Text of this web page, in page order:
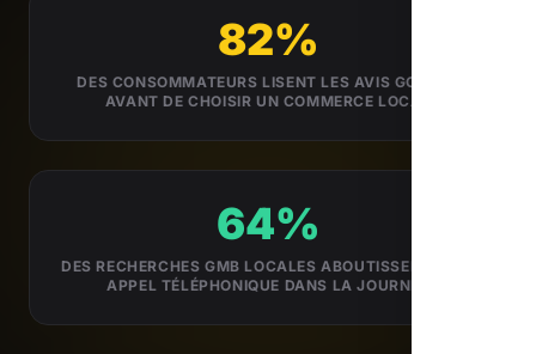
82%
DES CONSOMMATEURS LISENT LES AVIS GOOGLE
AVANT DE CHOISIR UN COMMERCE LOCAL
64%
DES RECHERCHES GMB LOCALES ABOUTISSENT À UN
APPEL TÉLÉPHONIQUE DANS LA JOURNÉE